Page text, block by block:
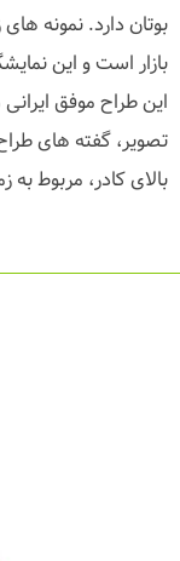
بوتان دارد. نمونه
بازار است و این
این طراح موفق
تصویر، گفته های
بالای کادر، مربوط